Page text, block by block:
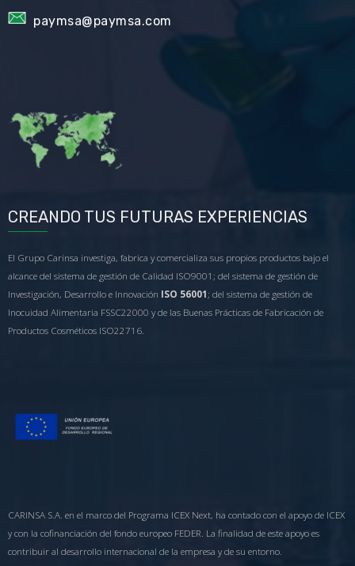
paymsa@paymsa.com
CREANDO TUS FUTURAS EXPERIENCIAS
El Grupo Carinsa investiga, fabrica y comercializa sus propios productos bajo el
alcance del sistema de gestión de Calidad ISO9001; del sistema de gestión de
Investigación, Desarrollo e Innovación ISO 56001 ; del sistema de gestión de
Inocuidad Alimentaria FSSC22000 y de las Buenas Prácticas de Fabricación de
Productos Cosméticos ISO22716.
CARINSA S.A. en el marco del Programa ICEX Next, ha contado con el apoyo de ICEX
y con la cofinanciación del fondo europeo FEDER. La finalidad de este apoyo es
contribuir al desarrollo internacional de la empresa y de su entorno.